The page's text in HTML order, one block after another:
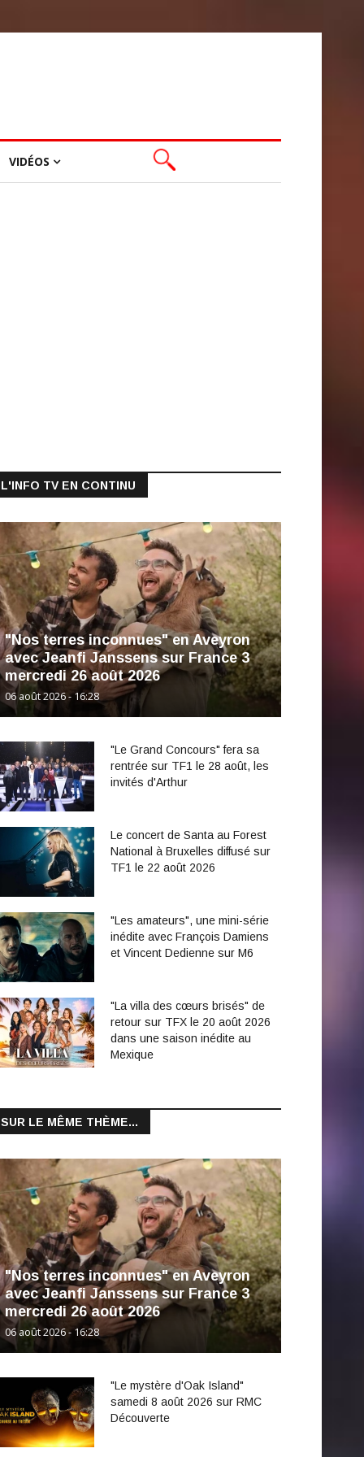
VIDÉOS
L'INFO TV EN CONTINU
"Nos terres inconnues" en Aveyron
avec Jeanfi Janssens sur France 3
mercredi 26 août 2026
06 août 2026 - 16:28
"Le Grand Concours" fera sa
rentrée sur TF1 le 28 août, les
invités d'Arthur
Le concert de Santa au Forest
National à Bruxelles diffusé sur
TF1 le 22 août 2026
"Les amateurs", une mini-série
inédite avec François Damiens
et Vincent Dedienne sur M6
"La villa des cœurs brisés" de
retour sur TFX le 20 août 2026
dans une saison inédite au
Mexique
SUR LE MÊME THÈME...
"Nos terres inconnues" en Aveyron
avec Jeanfi Janssens sur France 3
mercredi 26 août 2026
06 août 2026 - 16:28
"Le mystère d'Oak Island"
samedi 8 août 2026 sur RMC
Découverte